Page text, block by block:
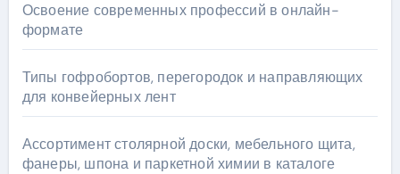
Освоение современных профессий в онлайн-
формате
Типы гофробортов, перегородок и направляющих
для конвейерных лент
Ассортимент столярной доски, мебельного щита,
фанеры, шпона и паркетной химии в каталоге